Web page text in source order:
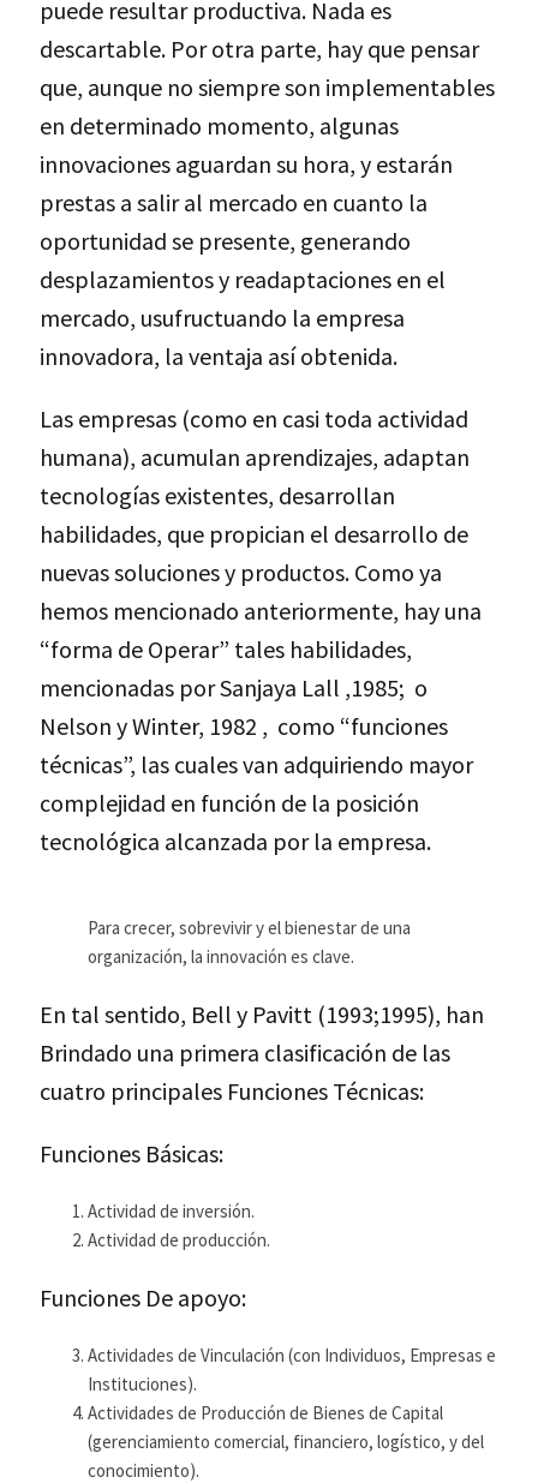
puede resultar productiva. Nada es
descartable. Por otra parte, hay que pensar
que, aunque no siempre son implementables
en determinado momento, algunas
innovaciones aguardan su hora, y estarán
prestas a salir al mercado en cuanto la
oportunidad se presente, generando
desplazamientos y readaptaciones en el
mercado, usufructuando la empresa
innovadora, la ventaja así obtenida.
Las empresas (como en casi toda actividad
humana), acumulan aprendizajes, adaptan
tecnologías existentes, desarrollan
habilidades, que propician el desarrollo de
nuevas soluciones y productos. Como ya
hemos mencionado anteriormente, hay una
“forma de Operar” tales habilidades,
mencionadas por Sanjaya Lall ,1985; o
Nelson y Winter, 1982 , como “funciones
técnicas”, las cuales van adquiriendo mayor
complejidad en función de la posición
tecnológica alcanzada por la empresa.
Para crecer, sobrevivir y el bienestar de una
organización, la innovación es clave.
En tal sentido, Bell y Pavitt (1993;1995), han
Brindado una primera clasificación de las
cuatro principales Funciones Técnicas:
Funciones Básicas:
Actividad de inversión.
Actividad de producción.
Funciones De apoyo:
Actividades de Vinculación (con Individuos, Empresas e
Instituciones).
Actividades de Producción de Bienes de Capital
(gerenciamiento comercial, financiero, logístico, y del
conocimiento).